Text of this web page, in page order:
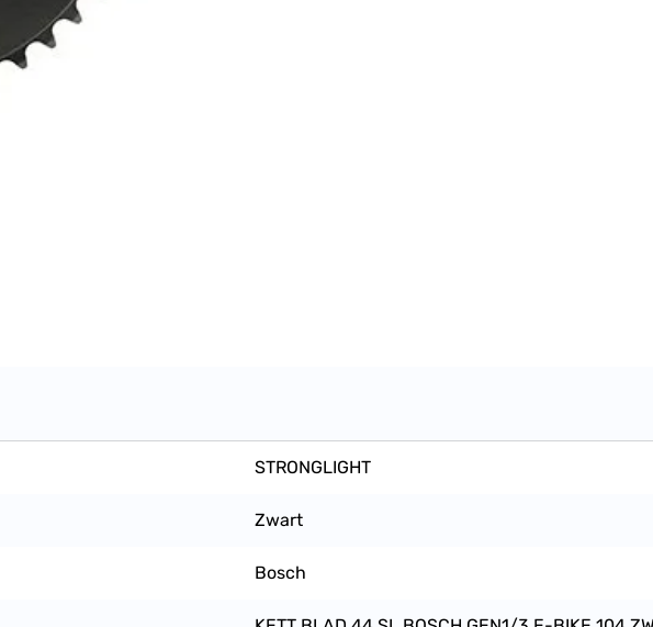
STRONGLIGHT
Zwart
Bosch